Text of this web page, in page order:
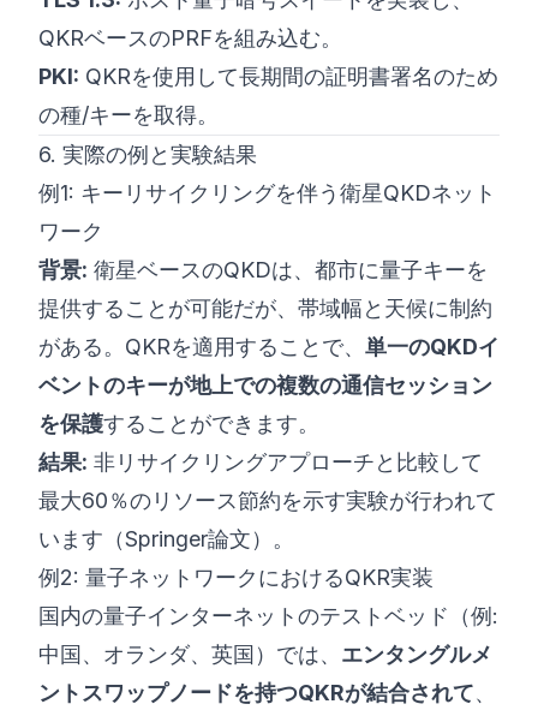
QKRベースのPRFを組み込む。
PKI: QKRを使用して長期間の証明書署名のため
の種/キーを取得。
6. 実際の例と実験結果
例1: キーリサイクリングを伴う衛星QKDネット
ワーク
背景: 衛星ベースのQKDは、都市に量子キーを
提供することが可能だが、帯域幅と天候に制約
がある。QKRを適用することで、 単一のQKDイ
ベントのキーが地上での複数の通信セッション
を保護することができます。
結果: 非リサイクリングアプローチと比較して
最大60％のリソース節約を示す実験が行われて
います（Springer論文）。
例2: 量子ネットワークにおけるQKR実装
国内の量子インターネットのテストベッド（例:
中国、オランダ、英国）では、 エンタングルメ
ントスワップノードを持つQKRが結合されて、